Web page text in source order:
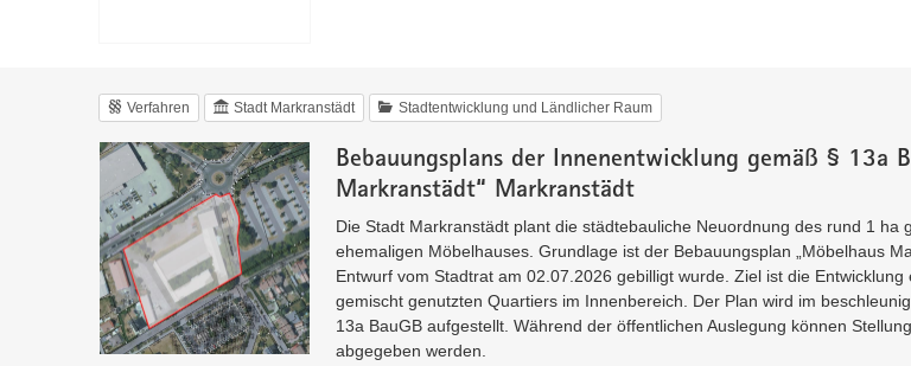
Verfahren Stadt Markranstädt Stadtentwicklung und Ländlicher Raum
Bebauungsplans der Innenentwicklung gemäß § 13a
Markranstädt“ Markranstädt
Die Stadt Markranstädt plant die städtebauliche Neuordnung des rund 1 ha
ehemaligen Möbelhauses. Grundlage ist der Bebauungsplan „Möbelhaus
Entwurf vom Stadtrat am 02.07.2026 gebilligt wurde. Ziel ist die Entwicklung
gemischt genutzten Quartiers im Innenbereich. Der Plan wird im
13a BauGB aufgestellt. Während der öffentlichen Auslegung können
abgegeben werden.